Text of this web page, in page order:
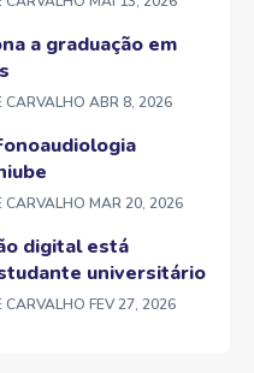
a graduação em
CARVALHO ABR 8, 2026
CARVALHO MAR 20, 2026
digital está
universitário
CARVALHO FEV 27, 2026